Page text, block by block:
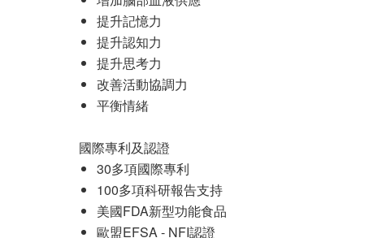
提升記憶力
提升認知力
提升思考力
改善活動協調力
平衡情緒
國際專利及認證
30多項國際專利
100多項科研報告支持
美國FDA新型功能食品
歐盟EFSA - NFI認證